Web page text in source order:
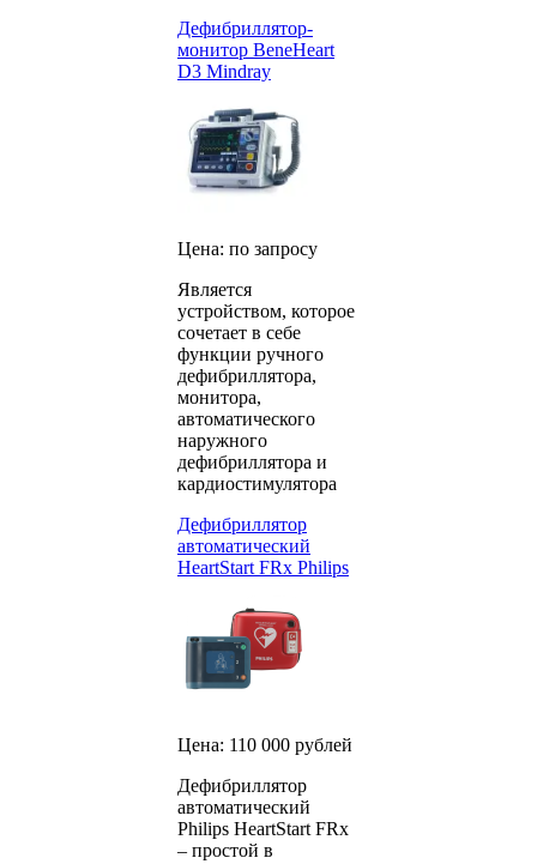
Дефибриллятор-
монитор BeneHeart
D3 Mindray
Цена: по запросу
Является
устройством, которое
сочетает в себе
функции ручного
дефибриллятора,
монитора,
автоматического
наружного
дефибриллятора и
кардиостимулятора
Дефибриллятор
автоматический
HeartStart FRx Philips
Цена: 110 000 рублей
Дефибриллятор
автоматический
Philips HeartStart FRx
– простой в